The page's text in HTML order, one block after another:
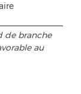
de branche
au